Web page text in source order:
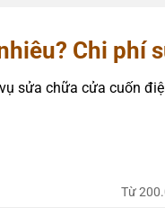
Chi phí
sửa chữa cửa cuốn
Từ